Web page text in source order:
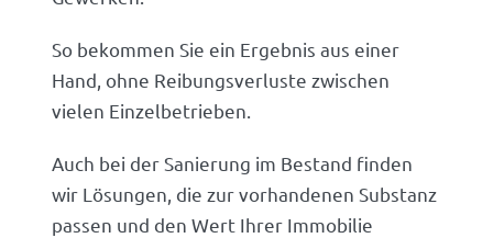
So bekommen Sie ein Ergebnis aus einer
Hand, ohne Reibungsverluste zwischen
vielen Einzelbetrieben.
Auch bei der Sanierung im Bestand finden
wir Lösungen, die zur vorhandenen Substanz
passen und den Wert Ihrer Immobilie